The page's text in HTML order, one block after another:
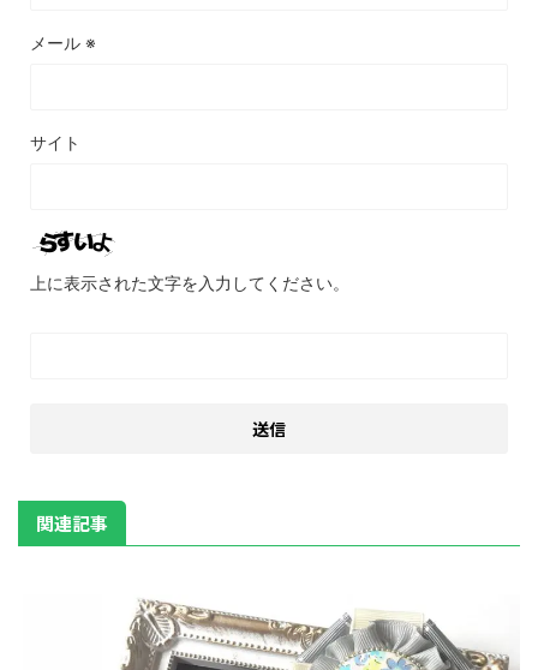
メール ※
サイト
上に表示された文字を入力してください。
関連記事